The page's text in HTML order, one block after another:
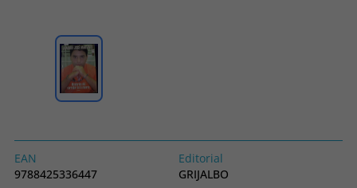
EAN
9788425336447
Editorial
GRIJALBO